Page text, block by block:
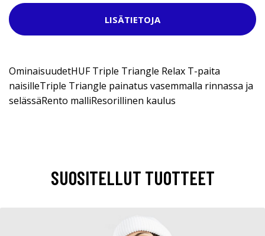
LISÄTIETOJA
OminaisuudetHUF Triple Triangle Relax T-paita
naisilleTriple Triangle painatus vasemmalla rinnassa ja
selässäRento malliResorillinen kaulus
SUOSITELLUT TUOTTEET